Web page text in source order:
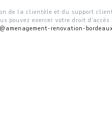
de la clientèle et du support
pouvez exercer votre droit
renovation-